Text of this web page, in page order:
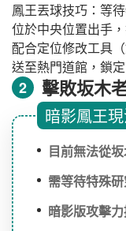
鳳王丟球技巧：等
位於中央位置出手
配合定位修改工具
送至熱門道館，鎖
2 擊敗坂木
暗影鳳王
目前無法從
需等待特殊
暗影版攻擊